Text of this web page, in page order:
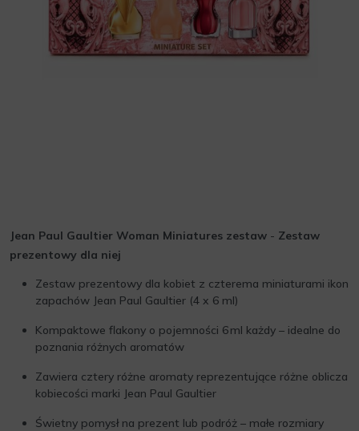
Jean Paul Gaultier Woman Miniatures zestaw - Zestaw
prezentowy dla niej
Zestaw prezentowy dla kobiet z czterema miniaturami ikon
zapachów Jean Paul Gaultier (4 x 6 ml)
Kompaktowe flakony o pojemności 6 ml każdy – idealne do
poznania różnych aromatów
Zawiera cztery różne aromaty reprezentujące różne oblicza
kobiecości marki Jean Paul Gaultier
Świetny pomysł na prezent lub podróż – małe rozmiary